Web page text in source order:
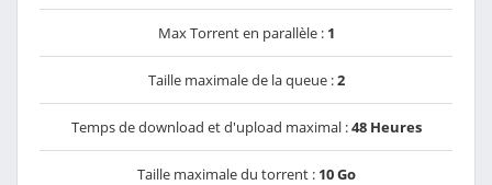
Max Torrent en parallèle : 1
Taille maximale de la queue :2
Temps de download et d'upload maximal :48 Heures
Taille maximale du torrent : 10 Go